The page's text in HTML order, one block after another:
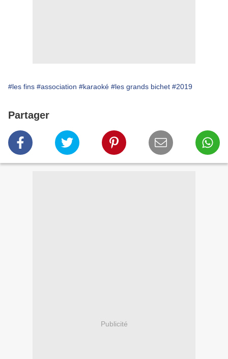
#les fins #association #karaoké #les grands bichet #2019
Partager
Publicité